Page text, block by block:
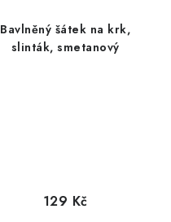
Bavlněný šátek na krk,
slinták, smetanový
129 Kč